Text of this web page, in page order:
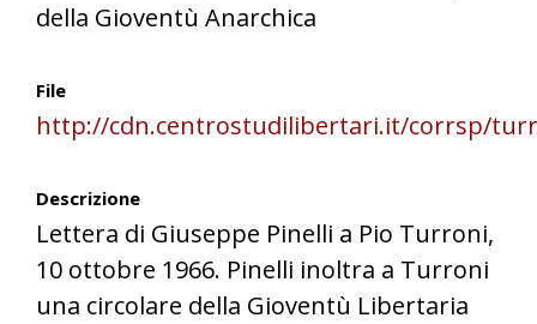
della Gioventù Anarchica
File
http://cdn.centrostudilibertari.it/corrsp/
Descrizione
Lettera di Giuseppe Pinelli a Pio Turroni,
10 ottobre 1966. Pinelli inoltra a Turroni
una circolare della Gioventù Libertaria